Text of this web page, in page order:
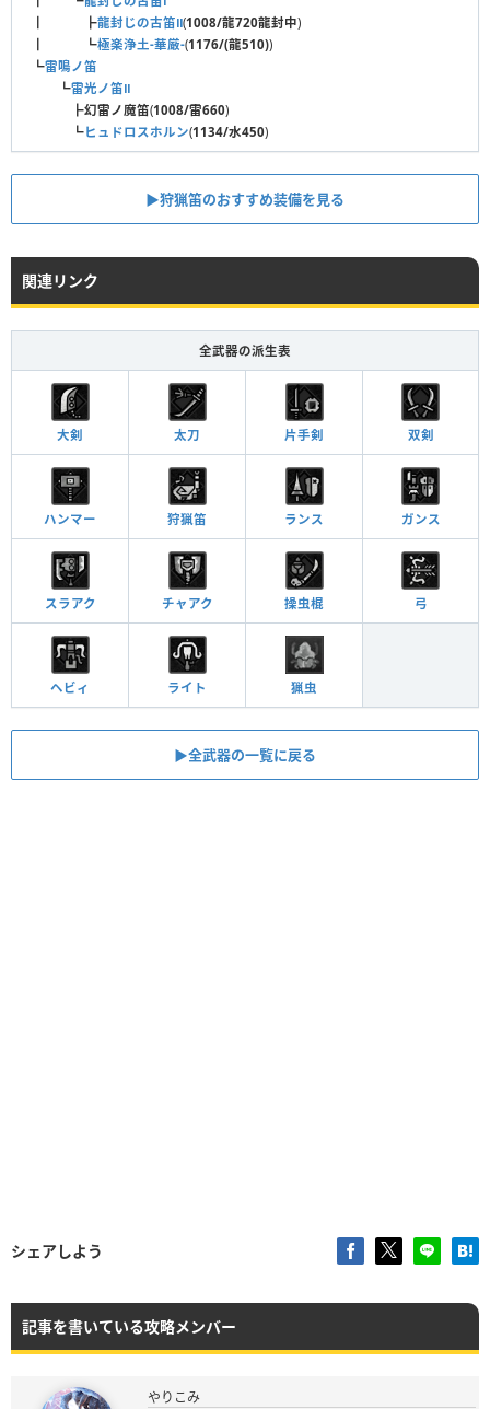
┃ ┣龍封じの古笛Ⅱ(1008/龍720龍封中)
┃ ┗極楽浄土-華厳-(1176/(龍510))
┗雷鳴ノ笛
┗雷光ノ笛Ⅱ
┣幻雷ノ魔笛(1008/雷660)
┗ヒュドロスホルン(1134/水450)
▶狩猟笛のおすすめ装備を見る
関連リンク
全武器の派生表
大剣 太刀 片手剣 双剣
ハンマー 狩猟笛 ランス ガンス
スラアク チャアク 操虫棍 弓
ヘビィ ライト 猟虫
▶全武器の一覧に戻る
シェアしよう
記事を書いている攻略メンバー
やりこみ